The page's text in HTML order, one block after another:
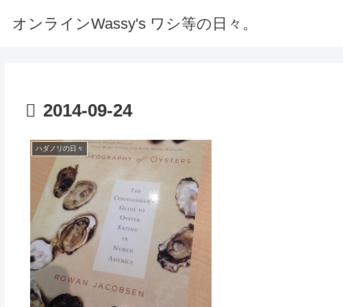
オンラインWassy's ワシ等の日々。
2014-09-24
ハダノリの日々